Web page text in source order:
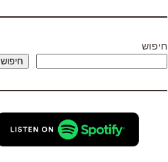
חיפוש
חיפוש